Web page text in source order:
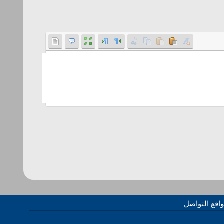
التواصل